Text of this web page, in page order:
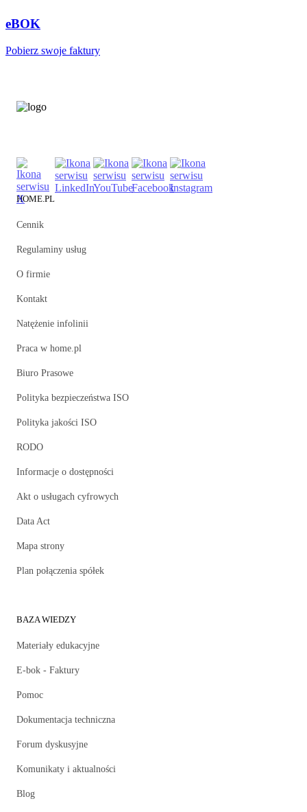
eBOK
Pobierz swoje faktury
HOME.PL
Cennik
Regulaminy usług
O firmie
Kontakt
Natężenie infolinii
Praca w home.pl
Biuro Prasowe
Polityka bezpieczeństwa ISO
Polityka jakości ISO
RODO
Informacje o dostępności
Akt o usługach cyfrowych
Data Act
Mapa strony
Plan połączenia spółek
BAZA WIEDZY
Materiały edukacyjne
E-bok - Faktury
Pomoc
Dokumentacja techniczna
Forum dyskusyjne
Komunikaty i aktualności
Blog